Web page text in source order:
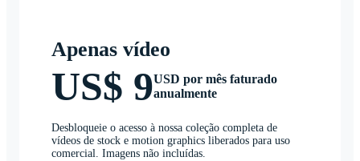
Apenas vídeo
US$ 9USD por mês faturado
anualmente
Desbloqueie o acesso à nossa coleção completa de
vídeos de stock e motion graphics liberados para uso
comercial. Imagens não incluídas.